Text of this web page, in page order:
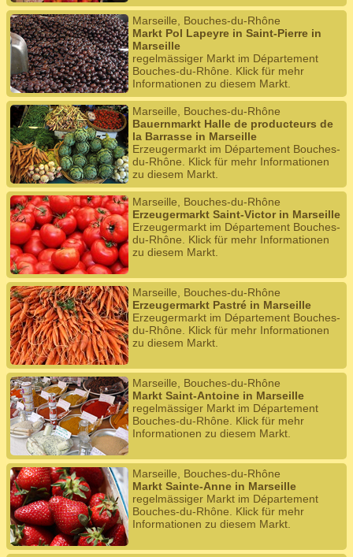
Marseille, Bouches-du-Rhône
Markt Pol Lapeyre in Saint-Pierre in
Marseille
regelmässiger Markt im Département
Bouches-du-Rhône. Klick für mehr
Informationen zu diesem Markt.
Marseille, Bouches-du-Rhône
Bauernmarkt Halle de producteurs de
la Barrasse in Marseille
Erzeugermarkt im Département Bouches-
du-Rhône. Klick für mehr Informationen
zu diesem Markt.
Marseille, Bouches-du-Rhône
Erzeugermarkt Saint-Victor in Marseille
Erzeugermarkt im Département Bouches-
du-Rhône. Klick für mehr Informationen
zu diesem Markt.
Marseille, Bouches-du-Rhône
Erzeugermarkt Pastré in Marseille
Erzeugermarkt im Département Bouches-
du-Rhône. Klick für mehr Informationen
zu diesem Markt.
Marseille, Bouches-du-Rhône
Markt Saint-Antoine in Marseille
regelmässiger Markt im Département
Bouches-du-Rhône. Klick für mehr
Informationen zu diesem Markt.
Marseille, Bouches-du-Rhône
Markt Sainte-Anne in Marseille
regelmässiger Markt im Département
Bouches-du-Rhône. Klick für mehr
Informationen zu diesem Markt.